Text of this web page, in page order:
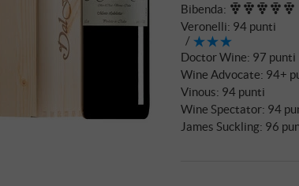
in modo strutturato,
SUPERIORE.DE
Bibenda:
Veronelli: 94 punti
Doctor Wine: 97 punti
Wine Advocate: 94+
Vinous: 94 punti
Wine Spectator: 94
James Suckling: 96